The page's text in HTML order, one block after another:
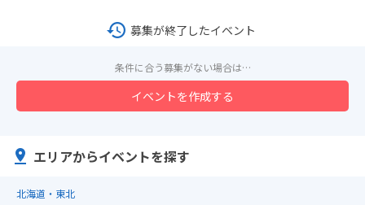
募集が終了したイベント
条件に合う募集がない場合は…
イベントを作成する
エリアからイベントを探す
北海道・東北